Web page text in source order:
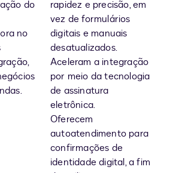
do
no
rapidez e precisão, em
vez de formulários
digitais e manuais
desatualizados.
Aceleram a integração
por meio da tecnologia
de assinatura
eletrônica.
Oferecem
autoatendimento para
confirmações de
identidade digital, a fim